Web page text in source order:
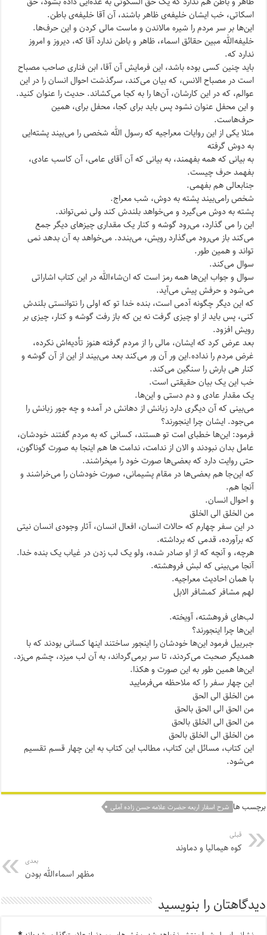
اسکاتی، خب ایشان خلیفه‌ی ظاهر باشند، آن آقا خلیفه‌ی باطن.
این‌ها بر سر مردم را شیره مالاندن و ماست مالی کردن و این حرف‌ها.
خلیفه‌الله مبین حقائق اسماء، ظاهر و باطن ندارد آقا که، دیروز و امروز
ندارد که.
باید چنین کسی بوده باشد، این فرمایش آن آقا، ابن فناری صاحب مصباح
است در مصباح الانس، که بیان می‌کند، سرگذشت احوال انسان را در این
عوالم، که در این کارشان، آن‌ها را به کجا می‌کشاند. حدیث را عنوان کنید.
و این محفل عنوان نشود پس باید برای کجا، محفل برای، همین
حرف‌هاست.
مثلا یکی از این روایات معراجیه که رسول الله شخصی را می‌بیند پشته‌ایی
به دوش گرفته
به بیانی که همه بفهمند، به بیانی که آن آقای عامی، آن کاسب عادی،
بفهمد حرف چیست.
جنابعالی هم بفهمی.
شخص رامی‌بیند پشته به دوش، شب معراج.
پشته به دوش می‌گیرد و می‌خواهد بلندش کند ولی نمی‌تواند.
این را می گذارد، می‌رود گوشه و کنار یک مقداری چیزهای دیگر جمع
می‌کند باز می‌رود می‌گذارد رویش‌، می‌بندد. می‌خواهد به آن بدهد نمی
تواند و همین طور.
سوال می‌کند.
سوال و جواب این‌ها همه رمز است که ان‌شاء‌الله در این کتاب اشاراتی
می‌شود و حرفش پیش می‌آید.
که این دیگر چگونه آدمی است، بنده خدا تو که اولی را نتوانستی بلندش
کنی، پس باید از او چیزی گرفت نه ین که باز رفت گوشه و کنار، چیزی بر
رویش افزود.
بعد عرض کرد که ایشان، مالی را از مردم گرفته هنوز تأدیه‌اش نکرده،
غرض مردم را نداده.این ور آن ور می‌کند بعد می‌بیند از این از آن گوشه و
کنار هی بارش را سنگین می‌کند.
خب این یک بیان حقیقتی است.
یک مقدار عادی و دم دستی و این‌ها.
می‌بینی که آن دیگری دارد زبانش از دهانش در آمده و چه جور زبانش را
می‌جود. ایشان چرا اینجورند؟
فرمود: این‌ها خطبای امت تو هستند، کسانی که به مردم گفتند خودشان،
عامل بدان نبودند و الان از ندامت، ندامت ها هم اینجا به صورت گوناگون،
حتی روایت دارد که بعضی‌ها صورت خود را میخراشند.
که این‌جا هم بعضی‌ها در مقام پشیمانی، صورت خودشان را می‌خراشند و
آنجا هم.
و احوال انسان.
من الخلق الی الخلق
در این سفر چهارم که حالات انسان، افعال انسان، آثار وجودی انسان نیتی
که برآورده، قدمی که برداشته.
هرچه، و آنچه که از او صادر شده، ولو یک لب زدن در غیاب یک بنده خدا.
آنجا می‌بینی که لبش فروهشته.
با همان احادیث معراجیه.
لهم مشافر کمشافر الابل
لب‌های فروهشته، آویخته.
این‌ها چرا اینجورند؟
جبرییل فرمود این‌ها خود‌شان را اینجور ساختند اینها کسانی بودند که با
همدیگر صحبت می‌کردند، تا سر برمی‌گرداند، به آن لب میزد، چشم می‌زد.
این‌ها همین طور به این صورت و هکذا.
این چهار سفر را که ملاحظه می‌فرمایید
من الخلق الی الحق
من الحق الی الحق بالحق
من الحق الی الخلق بالحق
من الخلق الی الخلق بالحق
این کتاب، مسائل این کتاب، مطالب این کتاب به این چهار قسم تقسیم
‌می‌شود.
برچسب ها شرح اسفار اربعه حضرت علامه حسن زاده آملی
قبلی
کوه هیمالیا و دماوند
بعدی
مظهر اسماءالله بودن
دیدگاهتان را بنویسید